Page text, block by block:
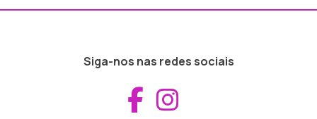
Siga-nos nas redes sociais
Aceder ao